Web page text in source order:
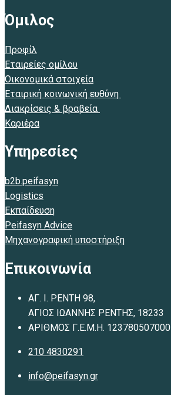
Όμιλος
Προφίλ
Εταιρείες ομίλου
Οικονομικά στοιχεία
Εταιρική κοινωνική ευθύνη
Διακρίσεις & βραβεία
Καριέρα
Υπηρεσίες
b2b.peifasyn
Logistics
Εκπαίδευση
Peifasyn Advice
Μηχανογραφική υποστήριξη
Επικοινωνία
ΑΓ. Ι. ΡΕΝΤΗ 98,
ΑΓΙΟΣ ΙΩΑΝΝΗΣ ΡΕΝΤΗΣ, 18233
ΑΡΙΘΜΟΣ Γ.Ε.Μ.Η. 123780507000
210 4830291
info@peifasyn.gr